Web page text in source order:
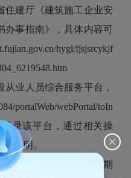
建厅《建筑施工企业安
办事指南》，具体内容可
hygl/fjsjsrcykjf
业人员综合服务平台，
portalWeb/webPortal/toIn
登录该平台，通过相关操
说明。
人信息→选择对应分期